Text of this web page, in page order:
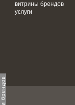
витрины брендов
услуги